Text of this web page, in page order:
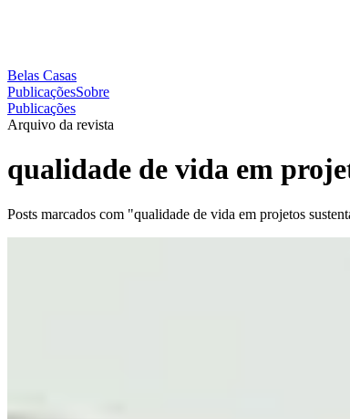
Belas Casas
PublicaçõesSobre
Publicações
Arquivo da revista
qualidade de vida em
Posts marcados com "qualidade de vida em projetos